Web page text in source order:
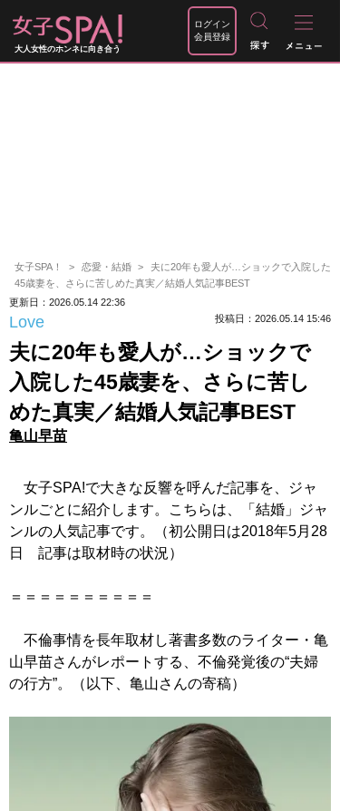
大人女性のホンネに向き合う
ログイン
会員登録
女子SPA！ 恋愛・結婚
夫に20年も愛人が…ショックで入院した
45歳妻を、さらに苦しめた真実／結婚人気記事BEST
更新日：2026.05.14 22:36
Love 投稿日：2026.05.14 15:46
夫に20年も愛人が…ショックで
入院した45歳妻を、さらに苦し
めた真実／結婚人気記事BEST
亀山早苗
女子SPA!で大きな反響を呼んだ記事を、ジャ
ンルごとに紹介します。こちらは、「結婚」ジャ
ンルの人気記事です。（初公開日は2018年5月28
日 記事は取材時の状況）
＝＝＝＝＝＝＝＝＝＝
不倫事情を長年取材し著書多数のライター・亀
山早苗さんがレポートする、不倫発覚後の“夫婦
の行方”。（以下、亀山さんの寄稿）